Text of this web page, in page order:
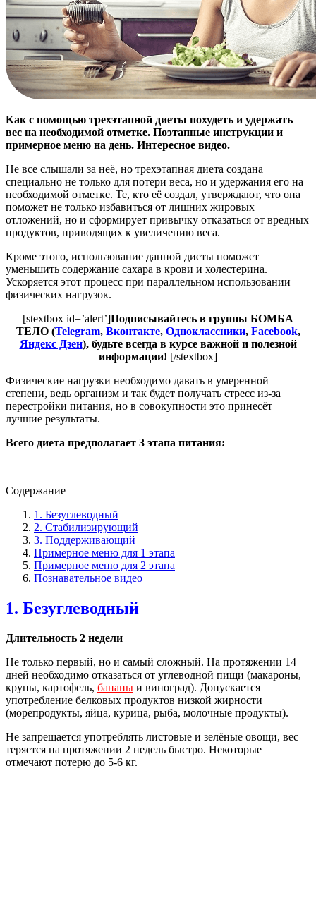
Как с помощью трехэтапной диеты похудеть и удержать
вес на необходимой отметке. Поэтапные инструкции и
примерное меню на день. Интересное видео.
Не все слышали за неё, но трехэтапная диета создана
специально не только для потери веса, но и удержания его на
необходимой отметке. Те, кто её создал, утверждают, что она
поможет не только избавиться от лишних жировых
отложений, но и сформирует привычку отказаться от вредных
продуктов, приводящих к увеличению веса.
Кроме этого, использование данной диеты поможет
уменьшить содержание сахара в крови и холестерина.
Ускоряется этот процесс при параллельном использовании
физических нагрузок.
[stextbox id=’alert’]Подписывайтесь в группы БОМБА
ТЕЛО (Telegram, Вконтакте, Одноклассники, Facebook,
Яндекс Дзен), будьте всегда в курсе важной и полезной
информации! [/stextbox]
Физические нагрузки необходимо давать в умеренной
степени, ведь организм и так будет получать стресс из-за
перестройки питания, но в совокупности это принесёт
лучшие результаты.
Всего диета предполагает 3 этапа питания:
Содержание
1. Безуглеводный
2. Стабилизирующий
3. Поддерживающий
Примерное меню для 1 этапа
Примерное меню для 2 этапа
Познавательное видео
1. Безуглеводный
Длительность 2 недели
Не только первый, но и самый сложный. На протяжении 14
дней необходимо отказаться от углеводной пищи (макароны,
крупы, картофель, бананы и виноград). Допускается
употребление белковых продуктов низкой жирности
(морепродукты, яйца, курица, рыба, молочные продукты).
Не запрещается употреблять листовые и зелёные овощи, вес
теряется на протяжении 2 недель быстро. Некоторые
отмечают потерю до 5-6 кг.